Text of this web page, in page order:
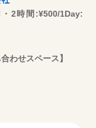
2時間:¥500/1Day:
わせスペース】